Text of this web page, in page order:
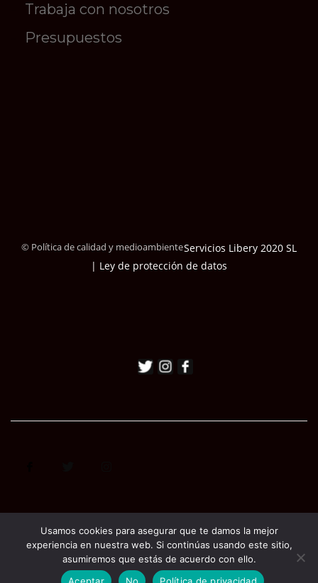
Trabaja con nosotros
Presupuestos
© Política de calidad y medioambienteServicios Libery 2020 SL
| Ley de protección de datos
Usamos cookies para asegurar que te damos la mejor
experiencia en nuestra web. Si continúas usando este sitio,
asumiremos que estás de acuerdo con ello.
Aceptar
No Política de privacidad